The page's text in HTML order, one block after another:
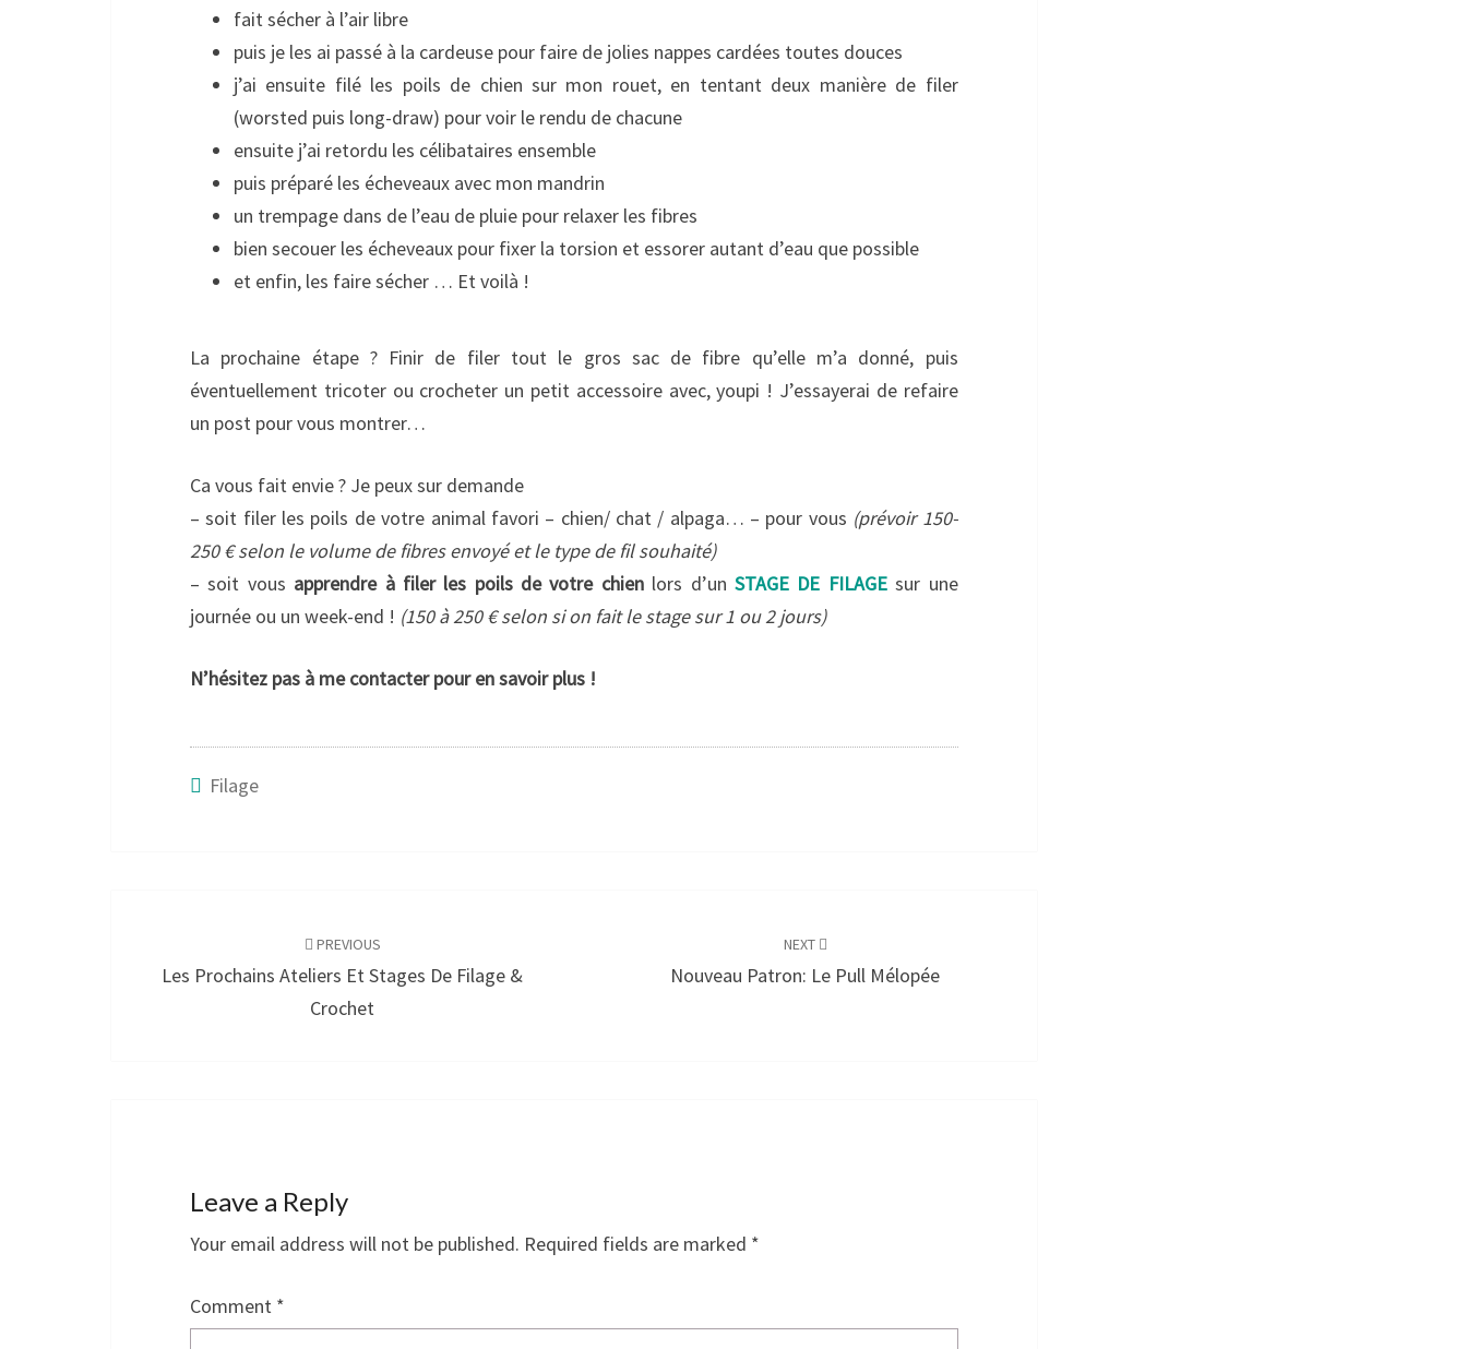
fait sécher à l’air libre
puis je les ai passé à la cardeuse pour faire de jolies nappes cardées toutes douces
j’ai ensuite filé les poils de chien sur mon rouet, en tentant deux manière de filer
(worsted puis long-draw) pour voir le rendu de chacune
ensuite j’ai retordu les célibataires ensemble
puis préparé les écheveaux avec mon mandrin
un trempage dans de l’eau de pluie pour relaxer les fibres
bien secouer les écheveaux pour fixer la torsion et essorer autant d’eau que possible
et enfin, les faire sécher … Et voilà !
La prochaine étape ? Finir de filer tout le gros sac de fibre qu’elle m’a donné, puis
éventuellement tricoter ou crocheter un petit accessoire avec, youpi ! J’essayerai de refaire
un post pour vous montrer…
Ca vous fait envie ? Je peux sur demande
– soit filer les poils de votre animal favori – chien/ chat / alpaga… – pour vous (prévoir 150-
250 € selon le volume de fibres envoyé et le type de fil souhaité)
– soit vous apprendre à filer les poils de votre chienlors d’un STAGE DE FILAGEsur une
journée ou un week-end ! (150 à 250 € selon si on fait le stage sur 1 ou 2 jours)
N’hésitez pas à me contacter pour en savoir plus !
Filage
PREVIOUS
Les Prochains Ateliers Et Stages De Filage &
Crochet
NEXT
Nouveau Patron: Le Pull Mélopée
Leave a Reply
Your email address will not be published. Required fields are marked *
Comment *